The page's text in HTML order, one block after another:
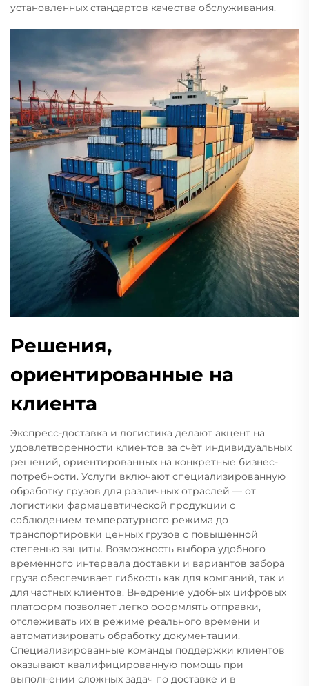
установленных стандартов качества обслуживания.
Решения,
ориентированные на
клиента
Экспресс-доставка и логистика делают акцент на
удовлетворенности клиентов за счёт индивидуальных
решений, ориентированных на конкретные бизнес-
потребности. Услуги включают специализированную
обработку грузов для различных отраслей — от
логистики фармацевтической продукции с
соблюдением температурного режима до
транспортировки ценных грузов с повышенной
степенью защиты. Возможность выбора удобного
временного интервала доставки и вариантов забора
груза обеспечивает гибкость как для компаний, так и
для частных клиентов. Внедрение удобных цифровых
платформ позволяет легко оформлять отправки,
отслеживать их в режиме реального времени и
автоматизировать обработку документации.
Специализированные команды поддержки клиентов
оказывают квалифицированную помощь при
выполнении сложных задач по доставке и в